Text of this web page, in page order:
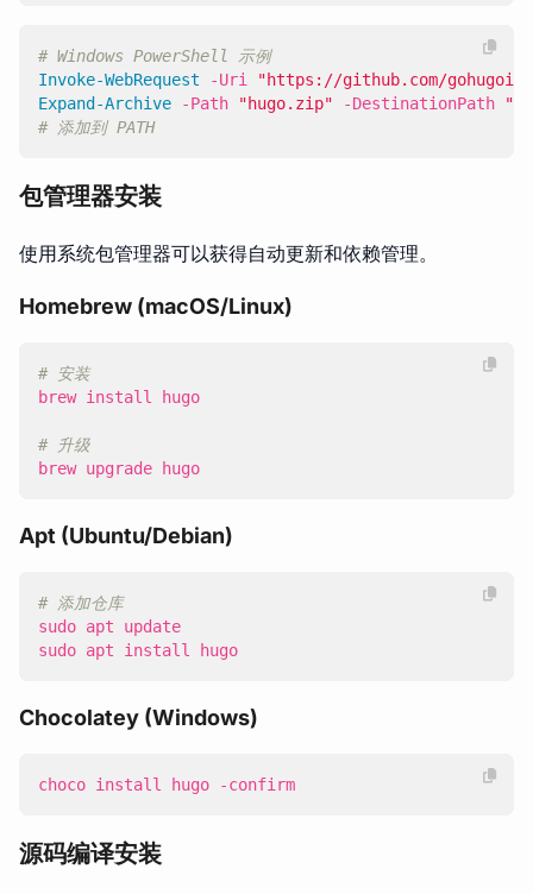
# Windows PowerShell 示例
Invoke-WebRequest
-Uri
"https://github.com/gohugoio/
Expand-Archive
-Path "hugo.zip" -DestinationPath
# 添加到 PATH
包管理器安装
使用系统包管理器可以获得自动更新和依赖管理。
Homebrew (macOS/Linux)
# 安装
# 升级
brew upgrade hugo
Apt (Ubuntu/Debian)
# 添加仓库
sudo apt install hugo
Chocolatey (Windows)
choco install hugo -confirm
源码编译安装